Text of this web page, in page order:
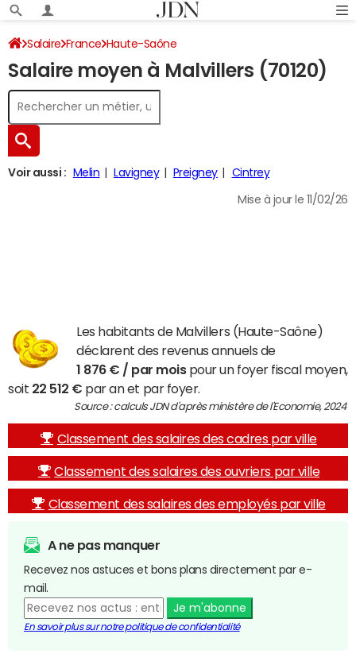
Salaire France Haute-Saône
Salaire moyen à Malvillers (70120)
Voir aussi : Melin Lavigney Preigney Cintrey
Mise à jour le 11/02/26
Les habitants de Malvillers (Haute-Saône)
déclarent des revenus annuels de
1 876 € / par moispour un foyer fiscal moyen,
soit 22 512 € par an et par foyer.
Source : calculs JDN d'après ministère de l'Economie, 2024
Classement des salaires des cadres par ville
Classement des salaires des ouvriers par ville
Classement des salaires des employés par ville
A ne pas manquer
Recevez nos astuces et bons plans directement par e-
mail.
Je m'abonne
En savoir plus sur notre politique de confidentialité